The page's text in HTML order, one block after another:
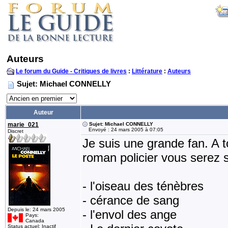
Auteurs
Le forum du Guide - Critiques de livres : Littérature : Auteurs
Sujet: Michael CONNELLY
Auteur
marie_021
Discret
Depuis le: 24 mars 2005
Pays:
Canada
Status actuel: Inactif
Sujet: Michael CONNELLY
Envoyé : 24 mars 2005 à 07:05
Je suis une grande fan. A
roman policier vous serez
- l'oiseau des ténèbres
- cérance de sang
- l'envol des ange